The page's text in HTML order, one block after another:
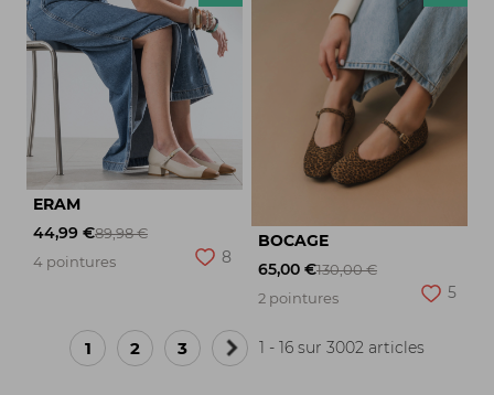
ERAM
44,99 €89,98 €
4 pointures
8
BOCAGE
65,00 €130,00 €
2 pointures
5
1 2 3
Page
1 - 16 sur 3002 articles